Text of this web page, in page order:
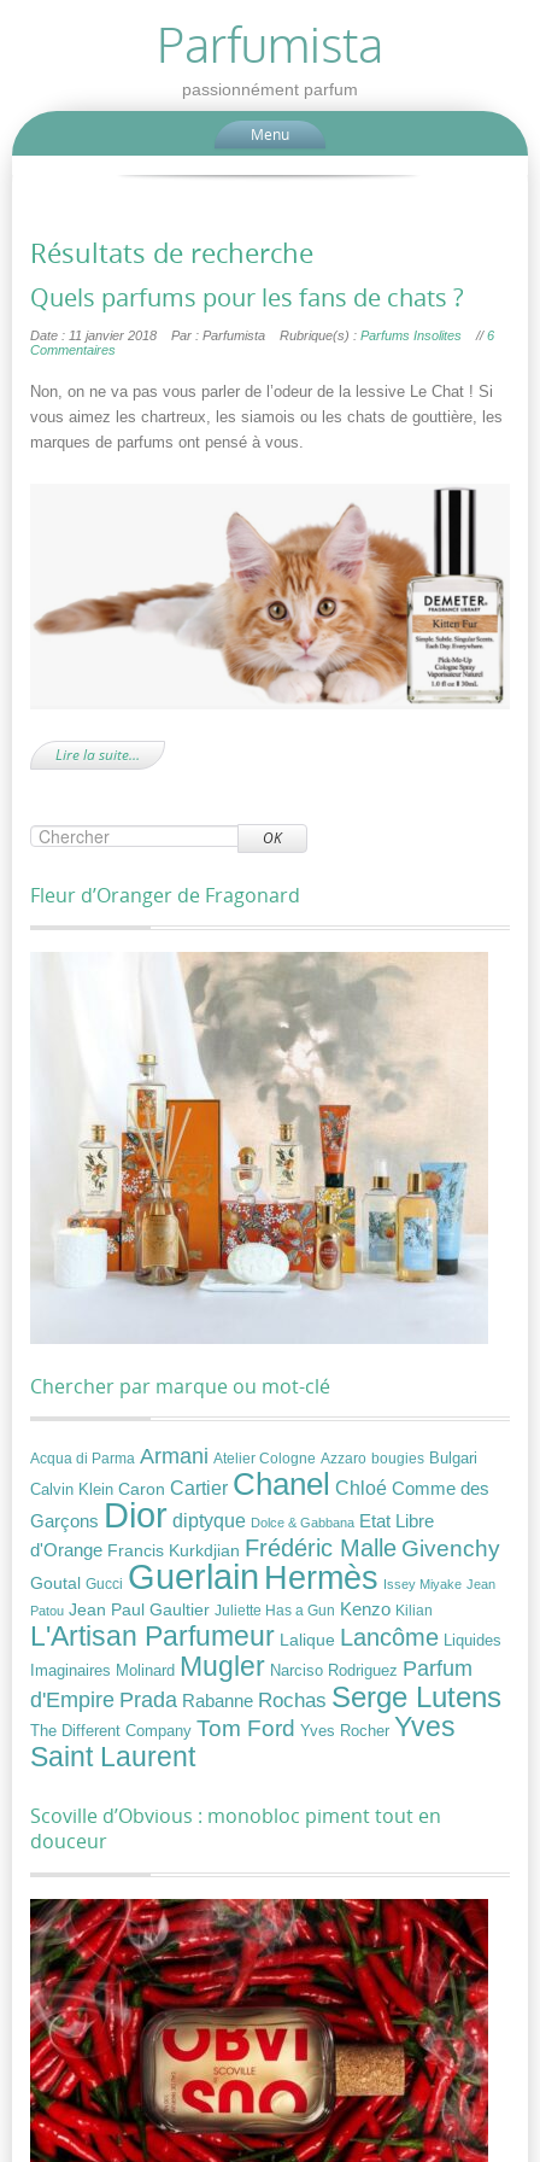
Parfumista
passionnément parfum
Menu
Résultats de recherche
Quels parfums pour les fans de chats ?
Date : 11 janvier 2018 Par : Parfumista Rubrique(s) : Parfums Insolites //6
Commentaires
Non, on ne va pas vous parler de l’odeur de la lessive Le Chat ! Si
vous aimez les chartreux, les siamois ou les chats de gouttière, les
marques de parfums ont pensé à vous.
Lire la suite…
OK
Fleur d’Oranger de Fragonard
Chercher par marque ou mot-clé
Acqua di Parma Armani Atelier Cologne Azzaro bougies Bulgari
Calvin Klein Caron Cartier Chanel Chloé Comme des
Garçons Dior diptyque Dolce & Gabbana Etat Libre
d'Orange Francis Kurkdjian Frédéric Malle Givenchy
Goutal Gucci Guerlain Hermès Issey Miyake Jean
Patou Jean Paul Gaultier Juliette Has a Gun Kenzo Kilian
L'Artisan Parfumeur Lalique Lancôme Liquides
Imaginaires Molinard Mugler Narciso Rodriguez Parfum
d'Empire Prada Rabanne Rochas Serge Lutens
The Different Company Tom Ford Yves Rocher Yves
Saint Laurent
Scoville d’Obvious : monobloc piment tout en
douceur